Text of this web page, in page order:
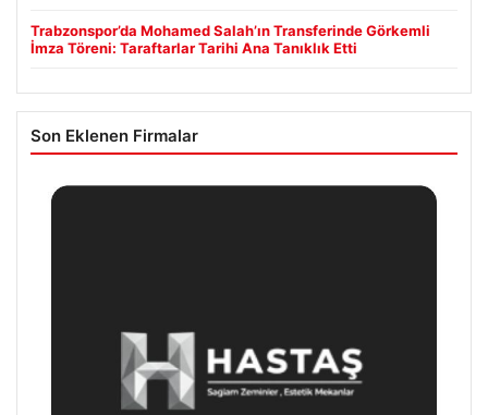
Trabzonspor’da Mohamed Salah’ın Transferinde Görkemli
İmza Töreni: Taraftarlar Tarihi Ana Tanıklık Etti
Son Eklenen Firmalar